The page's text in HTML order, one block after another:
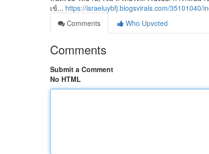
เข้... https://israeluybfj.blogsvirals.com/35101040/
Comments
Who Upvoted
Comments
Submit a Comment
No HTML